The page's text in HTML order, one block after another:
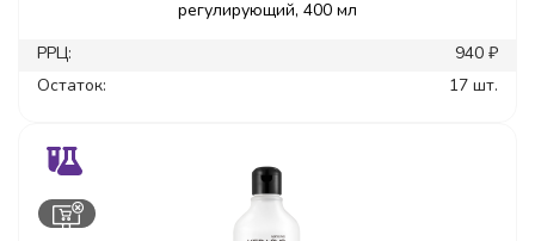
регулирующий, 400 мл
РРЦ:
940 ₽
Остаток:
17 шт.